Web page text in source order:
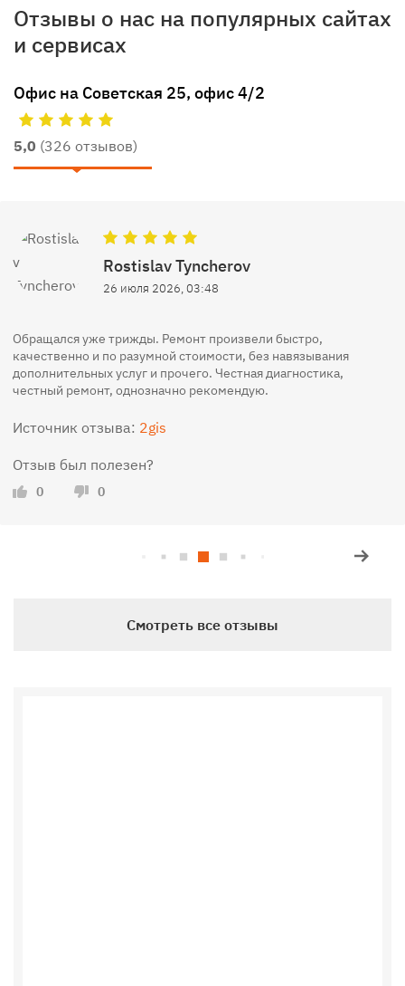
Отзывы о нас на популярных сайтах
и сервисах
Офис на Советская 25, офис 4/2
5,0 (326 отзывов)
Rostislav Tyncherov
26 июля 2026, 03:48
Обращался уже трижды. Ремонт произвели быстро,
качественно и по разумной стоимости, без навязывания
дополнительных услуг и прочего. Честная диагностика,
честный ремонт, однозначно рекомендую.
Источник отзыва: 2gis
Отзыв был полезен?
0 0
Смотреть все отзывы